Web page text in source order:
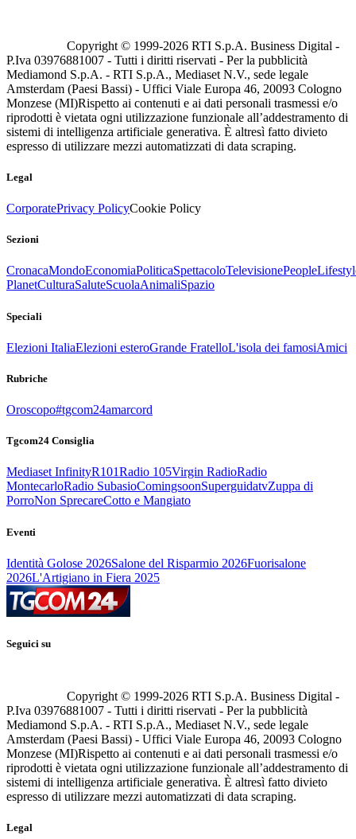
Copyright © 1999-2026 RTI S.p.A. Business Digital -
P.Iva 03976881007 - Tutti i diritti riservati - Per la pubblicità
Mediamond S.p.A. - RTI S.p.A., Mediaset N.V., sede legale
Amsterdam (Paesi Bassi) - Uffici Viale Europa 46, 20093 Cologno
Monzese (MI)Rispetto ai contenuti e ai dati personali trasmessi e/o
riprodotti è vietata ogni utilizzazione funzionale all’addestramento di
sistemi di intelligenza artificiale generativa. È altresì fatto divieto
espresso di utilizzare mezzi automatizzati di data scraping.
Legal
CorporatePrivacy PolicyCookie Policy
Sezioni
CronacaMondoEconomiaPoliticaSpettacoloTelevisionePeople
PlanetCulturaSaluteScuolaAnimaliSpazio
Speciali
Elezioni ItaliaElezioni esteroGrande FratelloL'isola dei famosiAmici
Rubriche
Oroscopo#tgcom24amarcord
Tgcom24 Consiglia
Mediaset InfinityR101Radio 105Virgin RadioRadio
MontecarloRadio SubasioComingsoonSuperguidatvZuppa di
PorroNon SprecareCotto e Mangiato
Eventi
Identità Golose 2026Salone del Risparmio 2026Fuorisalone
2026L'Artigiano in Fiera 2025
Seguici su
Copyright © 1999-2026 RTI S.p.A. Business Digital -
P.Iva 03976881007 - Tutti i diritti riservati - Per la pubblicità
Mediamond S.p.A. - RTI S.p.A., Mediaset N.V., sede legale
Amsterdam (Paesi Bassi) - Uffici Viale Europa 46, 20093 Cologno
Monzese (MI)Rispetto ai contenuti e ai dati personali trasmessi e/o
riprodotti è vietata ogni utilizzazione funzionale all’addestramento di
sistemi di intelligenza artificiale generativa. È altresì fatto divieto
espresso di utilizzare mezzi automatizzati di data scraping.
Legal